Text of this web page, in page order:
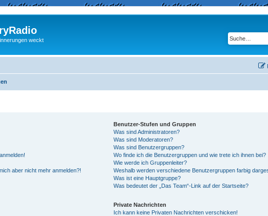
weckt
aber nicht mehr anmelden?!
Benutzer-Stufen und Gruppen
Was sind Administratoren?
Was sind Moderatoren?
Was sind Benutzergruppen?
Wo finde ich die Benutzergruppen und wie trete ich ihnen bei?
Wie werde ich Gruppenleiter?
Weshalb werden verschiedene Benutzergruppen farbig
Was ist eine Hauptgruppe?
Was bedeutet der „Das Team“-Link auf der Startseite?
Private Nachrichten
Ich kann keine Privaten Nachrichten verschicken!